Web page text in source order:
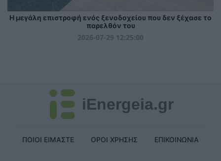
Η μεγάλη επιστροφή ενός ξενοδοχείου που δεν ξέχασε το
παρελθόν του
2026-07-29 12:25:00
iEnergeia.gr
ΠΟΙΟΙ ΕΙΜΑΣΤΕ ΟΡΟΙ ΧΡΗΣΗΣ ΕΠΙΚΟΙΝΩΝΙΑ